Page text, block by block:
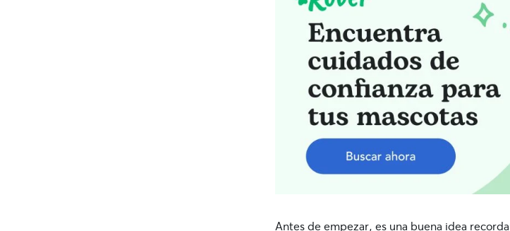
Antes de empezar, es una buena idea